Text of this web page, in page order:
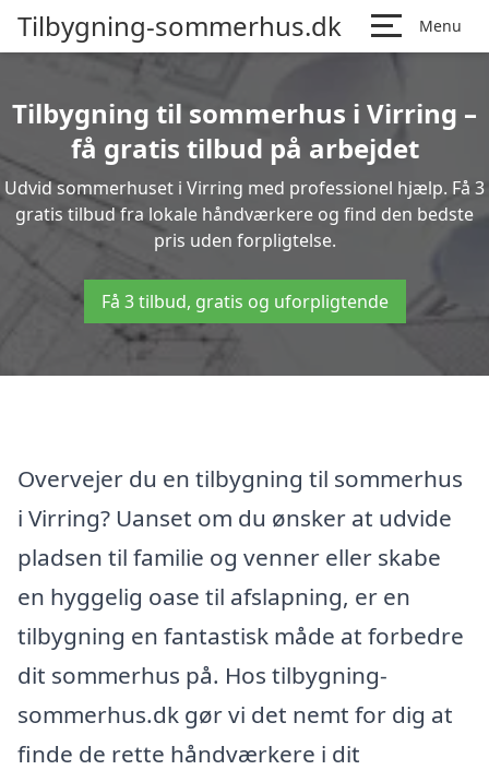
Tilbygning-sommerhus.dk Menu
Tilbygning til sommerhus i Virring –
få gratis tilbud på arbejdet
Udvid sommerhuset i Virring med professionel hjælp. Få 3
gratis tilbud fra lokale håndværkere og find den bedste
pris uden forpligtelse.
Få 3 tilbud, gratis og uforpligtende
Overvejer du en tilbygning til sommerhus
i Virring? Uanset om du ønsker at udvide
pladsen til familie og venner eller skabe
en hyggelig oase til afslapning, er en
tilbygning en fantastisk måde at forbedre
dit sommerhus på. Hos tilbygning-
sommerhus.dk gør vi det nemt for dig at
finde de rette håndværkere i dit